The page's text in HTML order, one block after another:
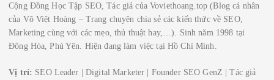
Cộng Đồng Học Tập SEO, Tác giả của Voviethoang.top (Blog cá nhân
của Võ Việt Hoàng – Trang chuyên chia sẻ các kiến thức về SEO,
Marketing cùng với các mẹo, thủ thuật hay,…). Sinh năm 1998 tại
Đông Hòa, Phú Yên. Hiện đang làm việc tại Hồ Chí Minh.
Vị trí: SEO Leader | Digital Marketer | Founder SEO GenZ | Tác giả